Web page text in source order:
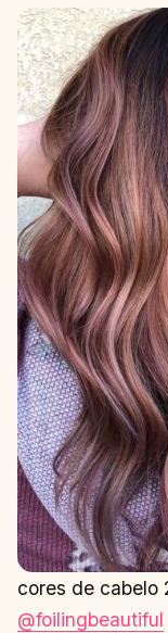
cores de cabelo
@foilingbeautiful